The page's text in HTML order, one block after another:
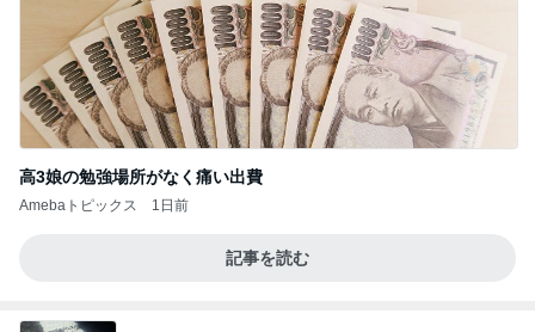
高3娘の勉強場所がなく痛い出費
Amebaトピックス 1日前
記事を読む